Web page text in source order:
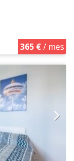
365 €/ mes